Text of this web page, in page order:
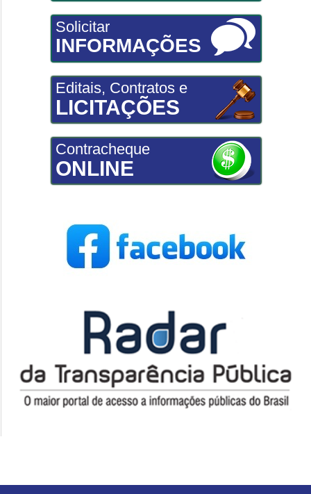
Solicitar
INFORMAÇÕES
Editais, Contratos e
LICITAÇÕES
Contracheque
ONLINE